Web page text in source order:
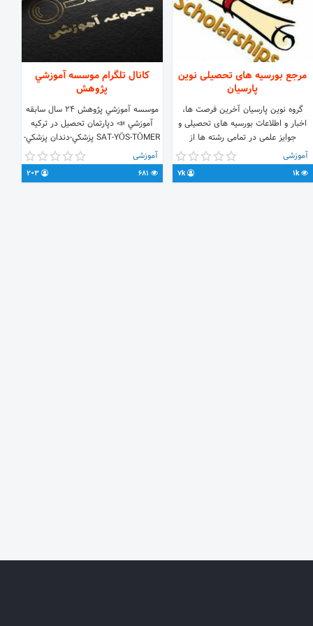
مرجع بورسیه های تحصیلی نوین
پارسیان
گروه نوین پارسیان آخرین فرصت ها،
اخبار و اطلاعات بورسیه های تحصیلی و
جوایز علمی در تمامی رشته ها از
دانشگاهها و مراکز معتبر علمی سراسر
جهان را برای شما فراهم می نماید. با
ارسال این اطلاعیه و ادرس کانال به
آموزشی
1k
7k
کانال تلگرام موسسه آموزشي
پژوهش
موسسه آموزشي پژوهش 24 سال سابقه
آموزشي 📣 دپارتمان تحصيل در تركيه
SAT-YÖS-TÖMER پزشكي-دندان پزشكي-
دارو-فني مهندسي كارشناسي - ارشد -
دكتري 📣 دپارتمان زبان هاي خارجي
(🇬🇧-🇩🇪-🇹🇷-🇷🇺-🇮🇹-🇨🇳-🇫🇷)
آموزشی
203